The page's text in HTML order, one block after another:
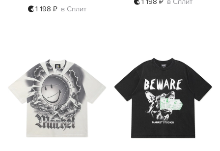
M L XL
1 198 ₽ в Сплит